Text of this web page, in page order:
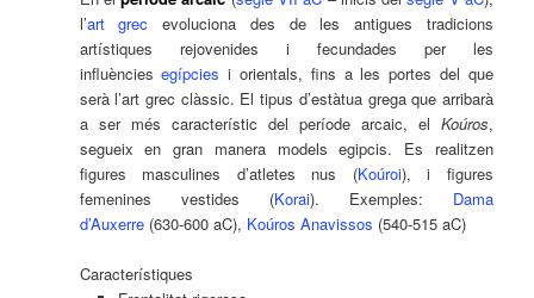
l’art grec evoluciona des de les antigues tradicions
artístiques rejovenides i fecundades per les
influènciesegípcies i orientals, fins a les portes del que
serà l’art grec clàssic. El tipus d’estàtua grega que arribarà
a ser més característic del període arcaic, el Koúros,
segueix en gran manera models egipcis. Es realitzen
figures masculines d’atletes nus (Koúroi), i figures
femenines vestides (Korai). Exemples: Dama
d’Auxerre(630-600 aC), Koúros Anavissos (540-515 aC)
Característiques